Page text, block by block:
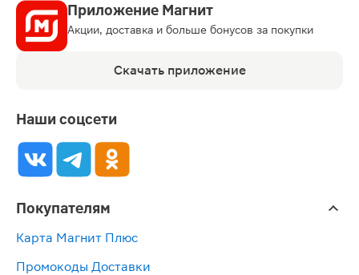
Приложение Магнит
Акции, доставка и больше бонусов за покупки
Скачать приложение
Наши соцсети
Покупателям
Карта Магнит Плюс
Промокоды Доставки